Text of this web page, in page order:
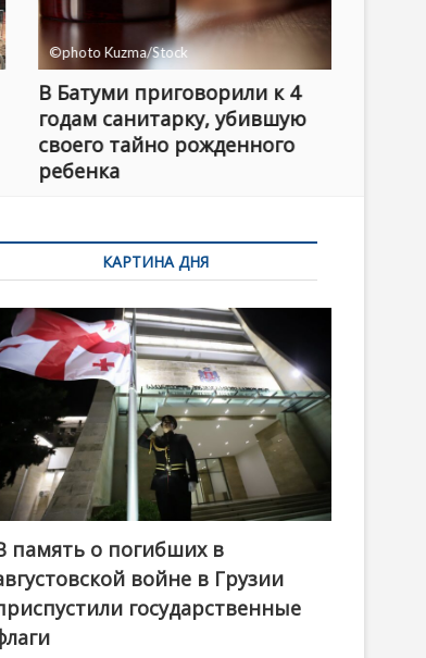
©photo Kuzma/Stock
В Батуми приговорили к 4
годам санитарку, убившую
своего тайно рожденного
ребенка
КАРТИНА ДНЯ
память о погибших в
войне в Грузии
государственные